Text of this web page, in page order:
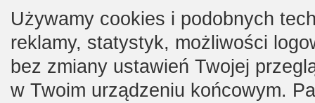
Używamy cookies i podobnych
reklamy, statystyk, możliwości
bez zmiany ustawień Twojej
w Twoim urządzeniu końcowym.